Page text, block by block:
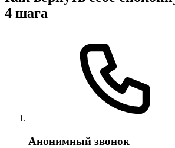
4 шага
Анонимный звонок